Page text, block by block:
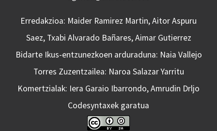
Erredakzioa: Maider Ramirez Martin, Aitor Aspuru
Saez, Txabi Alvarado Bañares, Aimar Gutierrez
Bidarte Ikus-entzunezkoen arduraduna: Naia Vallejo
Torres Zuzentzailea: Naroa Salazar Yarritu
Komertzialak: Iera Garaio Ibarrondo, Amrudin Drljo
Codesyntaxek garatua